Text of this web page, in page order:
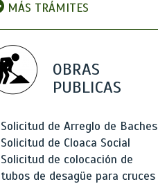
MÁS TRÁMITES
OBRAS
PUBLICAS
Solicitud de Arreglo de Baches
Solicitud de Cloaca Social
Solicitud de colocación de
tubos de desagüe para cruces